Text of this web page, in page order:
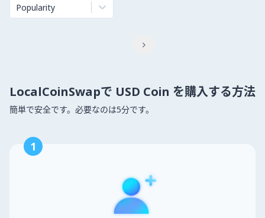
Popularity

LocalCoinSwapで USD Coin を購入する方法
簡単で安全です。必要なのは5分です。
1